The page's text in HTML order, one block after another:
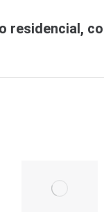
residencial,